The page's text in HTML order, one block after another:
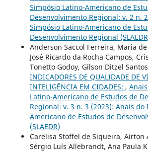
Simpósio Latino-Americano de
Desenvolvimento Regional: v. 2 n.
Simpósio Latino-Americano de
Desenvolvimento Regional
Anderson Saccol Ferreira, Maria
José Ricardo da Rocha Campos,
Tonetto Godoy, Gilson Ditzel
INDICADORES DE QUALIDADE DE
INTELIGÊNCIA EM CIDADES: ,
Latino-Americano de Estudos de
Regional: v. 3 n. 3 (2023): Anais
Americano de Estudos de
(SLAEDR)
Carelisa Stoffel de Siqueira, Airton
Sérgio Luís Allebrandt, Ana Paula